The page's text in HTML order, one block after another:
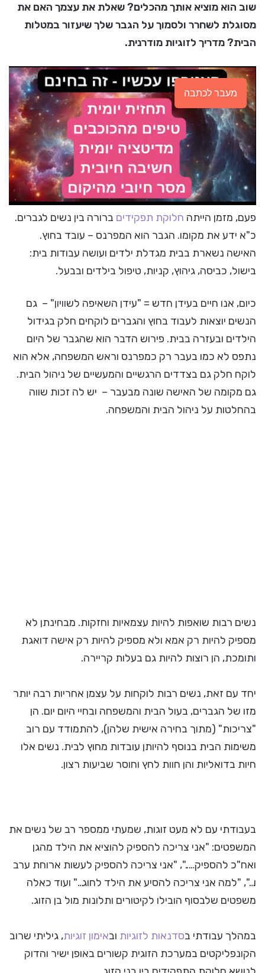
שוב הוא מוציא אותך מהכלים? שאלת את עצמך האם את
מסוגלת לשחרר ולסמוך על הגבר שלך שיעזור במטלות
הבית? מדריך לזוגיות מודרנית.
מעבר לכתבה
פעם, מזמן הייתה חלוקת תפקידים ברורה בין נשים לגברים.
כ"א ידע את מקומו. הגבר הוא המפרנס – עובד בחוץ.
האישה נשארת בבית מגדלת ילדים ועושה עבודות בית:
בישול, כביסה, גיהוץ, קניות, טיפול בילדים ובבעל.
כיום, אנו חיים בעידן חדש = "עידן השאיפה לשוויון" – גם
הנשים יוצאות לעבוד בחוץ והגברים לוקחים חלק בגידול
הילדים ובעזרה בבית. פירוש הדבר הוא שהגבר של היום
נתפס לא כמו בעבר רק כמפרנס וראש המשפחה, אלא הוא
לוקח חלק גם בצדדים הרגשיים והמעשיים של ניהול הבית.
גם מקומה של האישה שונה מבעבר – יש לה זכות שווה
בהחלטות על ניהול הבית והמשפחה.
נשים רבות שואפות להיות עצמאיות וחזקות. מבחינתן לא
מספיק להיות רק אמא ולא מספיק להיות רק אישה דואגת
ותומכת, הן רוצות להיות גם בעלות קריירה.
יחד עם זאת, נשים רבות לוקחות על עצמן אחריות רבה יותר
מזו של הגברים, בעול הבית והמשפחה ובחיי היום יום. הן
"צריכות" (מתוך בחירה אישית שלהן), להתמודד עם רוב
משימות הבית בנוסף להיותן עובדות מחוץ לבית. נשים אלו
חיות בדואליות והן חוות לחץ וחוסר שביעות רצון.
בעבודתי עם לא מעט זוגות, שמעתי ממספר רב של נשים את
המשפטים: "אני צריכה להספיק להוציא את הילד מהגן
ואח"כ להספיק…..", "אני צריכה להספיק לעשות ארוחת ערב
ו…", "למה אני צריכה להסיע את הילד לחוג…" ועוד כאלה
משפטים שלבסוף הובילו לקיטורים ותלונות מול בן הזוג.
במהלך עבודתי בסדנאות לזוגיות ובאימון זוגיות, גיליתי שרוב
הקונפליקטים במערכת הזוגית קשורים באופן ישיר והדוק